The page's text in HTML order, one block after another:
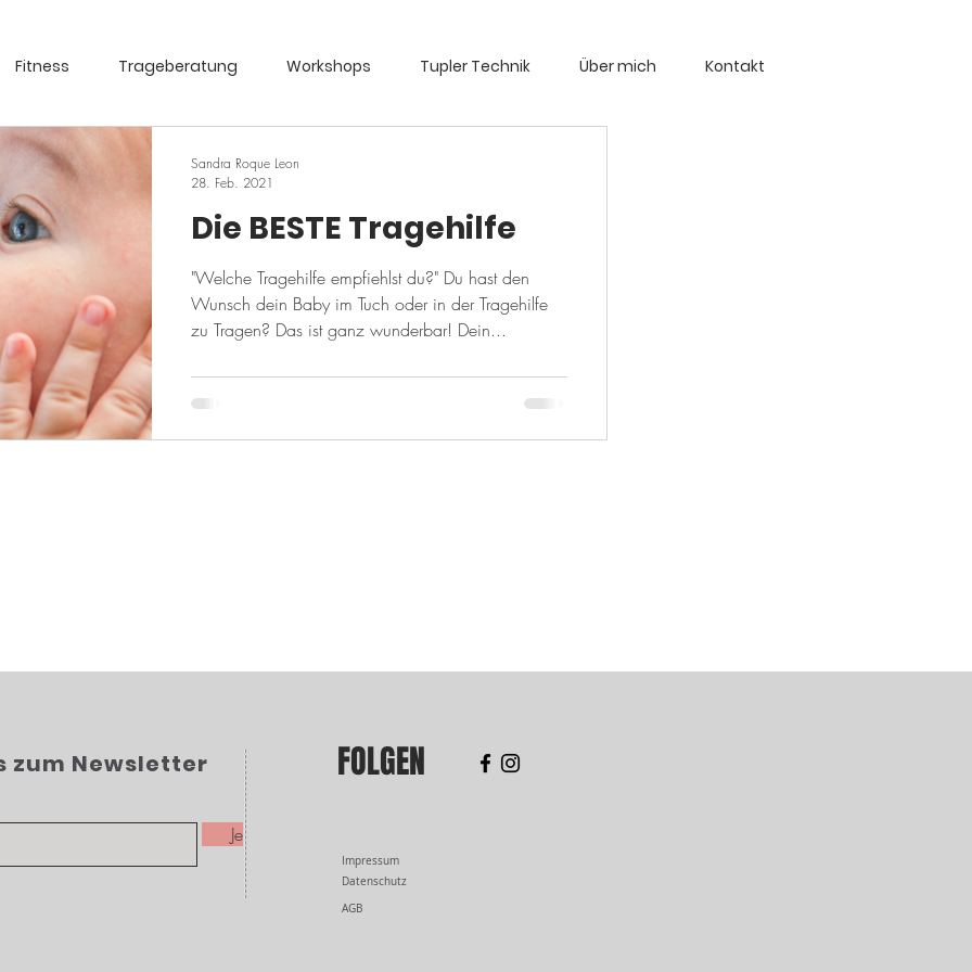
Fitness Trageberatung Workshops Tupler Technik Über mich Kontakt
Die BESTE Tragehilfe
"Welche Tragehilfe empfiehlst du?" Du hast den
Wunsch dein Baby im Tuch oder in der Tragehilfe
zu Tragen? Das ist ganz wunderbar! Dein...
Sandra Roque Leon
28. Feb. 2021
zum Newsletter
Jetzt anmelden
FOLGEN
Impressum
Datenschutz
AGB